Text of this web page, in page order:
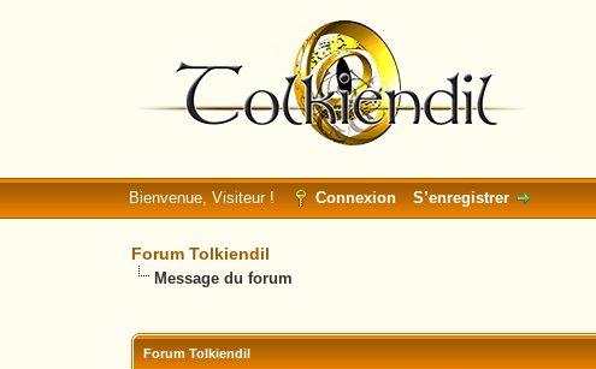
Bienvenue, Visiteur ! Connexion S’enregistrer
Forum Tolkiendil
Message du forum
Forum Tolkiendil